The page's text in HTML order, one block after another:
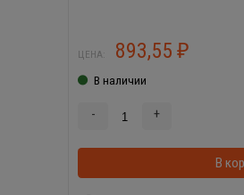
ЦЕНА: 893,55 ₽
В наличии
- +
В